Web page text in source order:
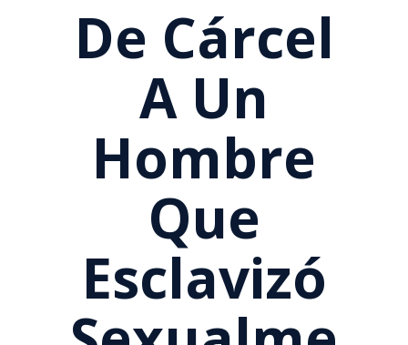
De Cárcel
A Un
Hombre
Que
Esclavizó